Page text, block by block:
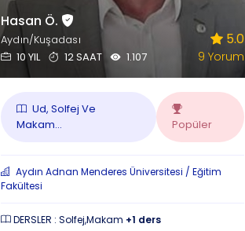
Hasan Ö.
Aydın/Kuşadası
10 YIL
12 SAAT 1.107
5.0
9 Yorum
Ud, Solfej Ve
Makam...
Popüler
Aydın Adnan Menderes Üniversitesi / Eğitim
Fakültesi
DERSLER : Solfej,Makam +1 ders